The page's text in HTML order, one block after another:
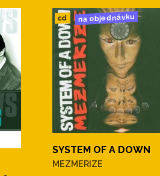
cd na objednávku
SYSTEM OF A DOWN
MEZMERIZE